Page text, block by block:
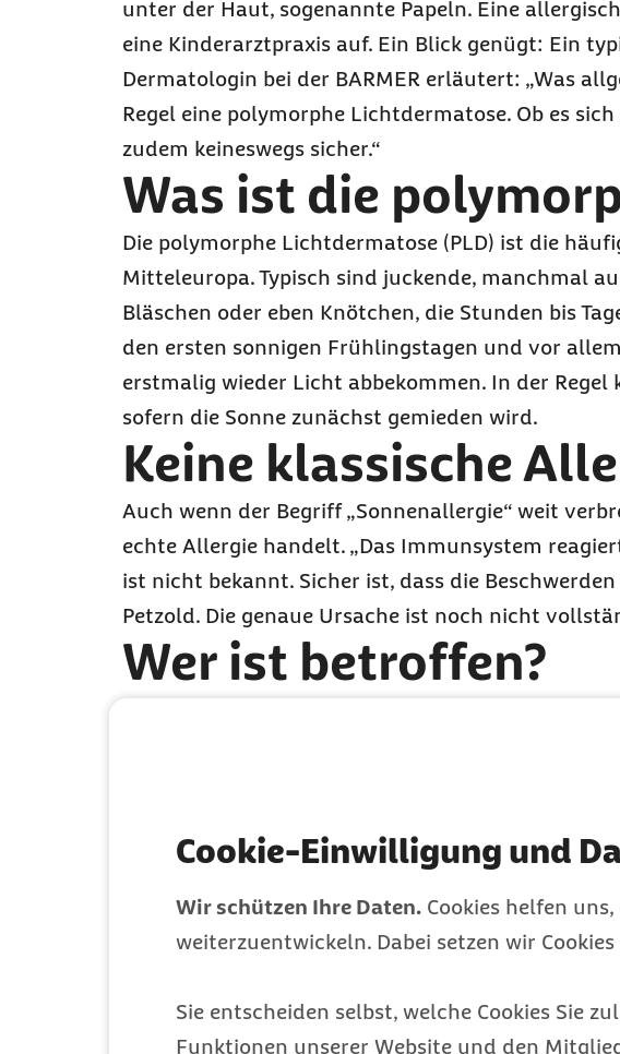
Cookie-Einwilligung und
Wir schützen Ihre Daten. Cookies helfen
weiterzuentwickeln. Dabei setzen wir
Sie entscheiden selbst, welche Cookies Sie
Funktionen unserer Website und den
unter der Haut, sogenannte Papeln. Eine
eine Kinderarztpraxis auf. Ein Blick genügt: Ein
Dermatologin bei der BARMER erläutert: „Was
Regel eine polymorphe Lichtdermatose. Ob es
zudem keineswegs sicher.“
Was ist die
Die polymorphe Lichtdermatose (PLD) ist die
Mitteleuropa. Typisch sind juckende, manchmal
Bläschen oder eben Knötchen, die Stunden bis
den ersten sonnigen Frühlingstagen und vor
erstmalig wieder Licht abbekommen. In der Regel
sofern die Sonne zunächst gemieden wird.
Keine klassische
Auch wenn der Begriff „Sonnenallergie“ weit
echte Allergie handelt. „Das Immunsystem
ist nicht bekannt. Sicher ist, dass die
Petzold. Die genaue Ursache ist noch nicht
Wer ist betroffen?
Effekt wird als „Hardening“ bezeichnet.
Was tun, wenn es
Symptome lindern
nicht fettende Lotionen können den Juckreiz
Behandlung mit rezeptfreien Antihistaminika